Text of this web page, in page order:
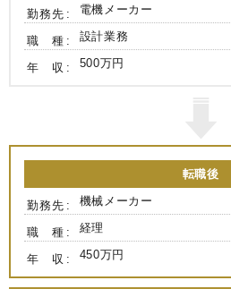
勤務先 電機メーカー
職 種 設計業務
年 収 500万円
転職後
勤務先 機械メーカー
職 種 経理
年 収 450万円